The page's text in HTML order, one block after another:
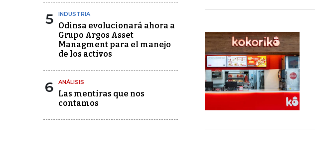
5 INDUSTRIA
Odinsa evolucionará ahora a
Grupo Argos Asset
Managment para el manejo
de los activos
6 ANÁLISIS
Las mentiras que nos
contamos